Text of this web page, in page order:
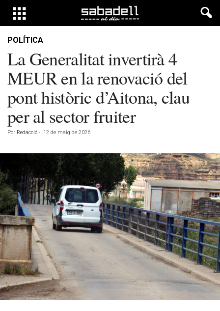
POLÍTICA
La Generalitat invertirà 4
MEUR en la renovació del
pont històric d’Aitona, clau
per al sector fruiter
Por Redacció - 12 de maig de 2026